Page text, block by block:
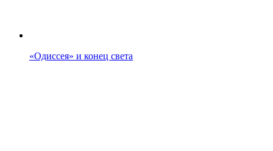
«Одиссея» и конец света